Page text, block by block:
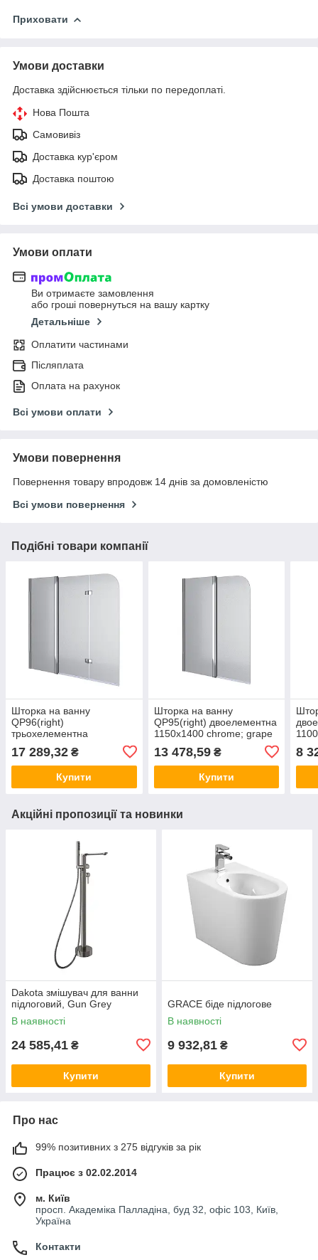
Приховати
Умови доставки
Доставка здійснюється тільки по передоплаті.
Нова Пошта
Самовивіз
Доставка кур'єром
Доставка поштою
Всі умови доставки
Умови оплати
Ви отримаєте замовлення
або гроші повернуться на вашу картку
Детальніше
Оплатити частинами
Післяплата
Оплата на рахунок
Всі умови оплати
Умови повернення
Повернення товару впродовж 14 днів за домовленістю
Всі умови повернення
Подібні товари компанії
Шторка на ванну
QP96(right)
трьохелементна
1500x1400 chrome; grape
17 289,32 ₴
Купити
Шторка на ванну
QP95(right) двоелементна
1150х1400 chrome; grape
13 478,59₴
Купити
8
Акційні пропозиції та новинки
Dakota змішувач для ванни
підлоговий, Gun Grey
В наявності
24 585,41 ₴
Купити
GRACE біде підлогове
В наявності
9 932,81 ₴
Купити
Про нас
99% позитивних з 275 відгуків за рік
Працює з 02.02.2014
м. Київ
просп. Академіка Палладіна, буд 32, офіс 103, Київ,
Україна
Контакти